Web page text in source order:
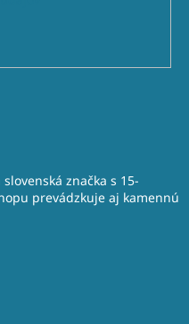
značka s 15-
prevádzkuje aj kamennú